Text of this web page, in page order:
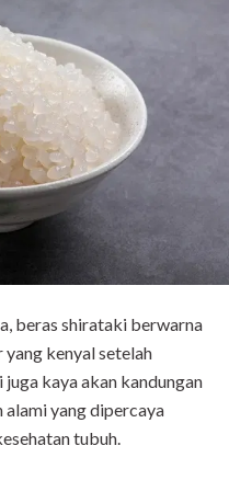
beras shirataki berwarna
kenyal setelah
juga kaya akan kandungan
alami yang dipercaya
tubuh.